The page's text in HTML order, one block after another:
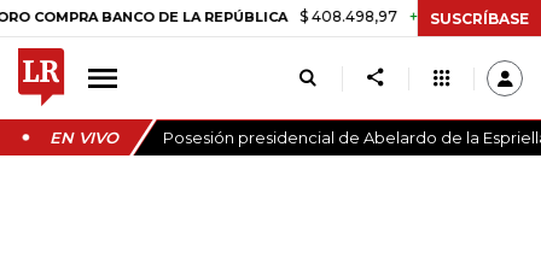
BANCO DE LA REPÚBLICA $ 408.498,97 +$ 8.753,81 +2,19%
SUSCRÍBASE
EN VIVO Posesión presidencial de Abelardo de la